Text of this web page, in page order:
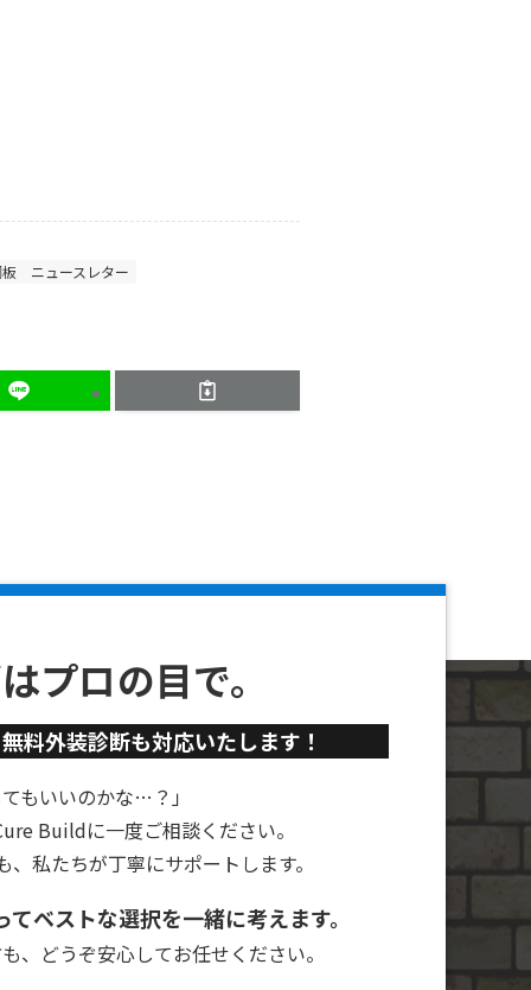
ニュースレター
プロの目で。
無料外装診断も対応いたします！
もいいのかな…？」
Buildに一度ご相談ください。
私たちが丁寧にサポートします。
ベストな選択を一緒に考えます。
、どうぞ安心してお任せください。